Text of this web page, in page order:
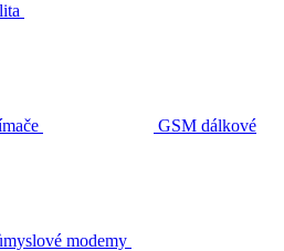
GSM dálkové
modemy